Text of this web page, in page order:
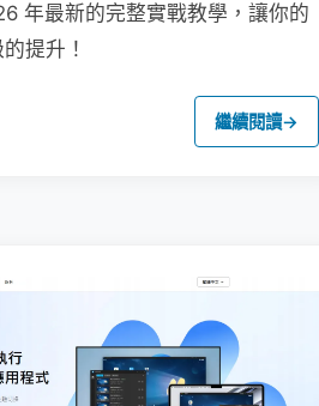
年最新的完整實戰教學，讓你的
提升！
繼續閱讀→